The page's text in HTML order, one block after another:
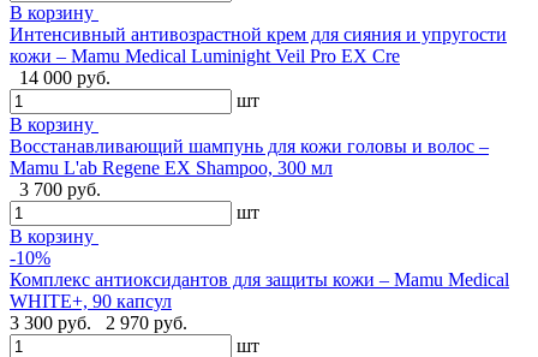
В корзину
Интенсивный антивозрастной крем для сияния и упругости
кожи – Mamu Medical Luminight Veil Pro EX Cre
14 000 руб.
шт
В корзину
Восстанавливающий шампунь для кожи головы и волос –
Mamu L'ab Regene EX Shampoo, 300 мл
3 700 руб.
шт
В корзину
-10%
Комплекс антиоксидантов для защиты кожи – Mamu Medical
WHITE+, 90 капсул
3 300 руб.
2 970 руб.
шт